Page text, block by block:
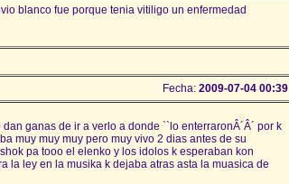
blanco fue porque tenia vitiligo un enfermedad
Fecha: 2009-07-04 00:39
ganas de ir a verlo a donde ``lo enterraronÂ´Â´ por k
muy muy muy pero muy vivo 2 dias antes de su
pa tooo el elenko y los idolos k esperaban kon
la ley en la musika k dejaba atras asta la muasica de